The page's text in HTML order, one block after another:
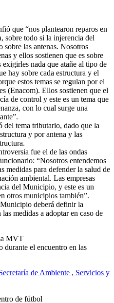
que “nos plantearon reparos en
sobre todo si la injerencia del
sobre las antenas. Nosotros
y ellos sostienen que es sobre
nada que atañe al tipo de
hay sobre cada estructura y el
estos temas se regulan por el
(Enacom). Ellos sostienen que el
de control y este es un tema que
con lo cual surge una
del tema tributario, dado que la
y por antena y las
fue el de las ondas
“Nosotros entendemos
medidas para defender la salud de
ambiental. Las empresas
del Municipio, y este es un
otros municipios también”.
deberá definir la
medidas a adoptar en caso de
MVT
el encuentro en las
de Ambiente , Servicios y